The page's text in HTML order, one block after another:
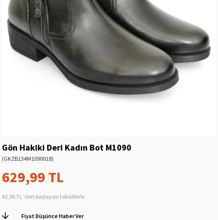
Gön Hakiki Deri Kadın Bot M1090
(GKZB134M1090018)
629,99 TL
63,96 TL 'den başlayan taksitlerle
Fiyat Düşünce Haber Ver